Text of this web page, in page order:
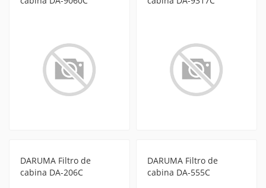
DARUMA Filtro de
cabina DA-206C
DARUMA Filtro de
cabina DA-555C